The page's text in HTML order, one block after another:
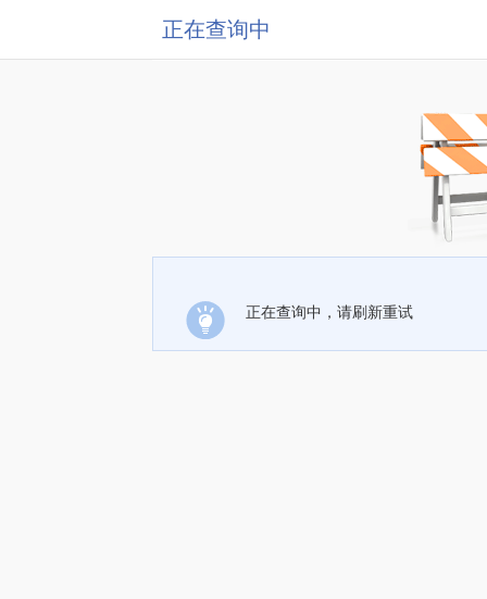
正在查询中
正在查询中，请刷新重试